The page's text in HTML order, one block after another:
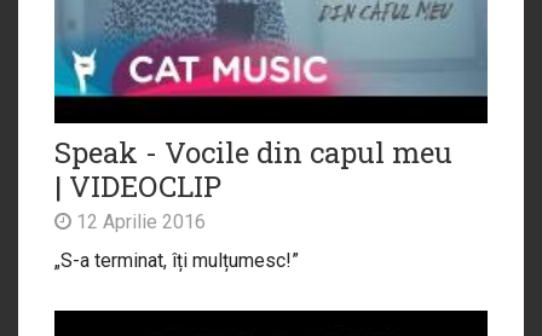
Speak - Vocile din capul meu
| VIDEOCLIP
12 Aprilie 2016
„S-a terminat, îți mulțumesc!”